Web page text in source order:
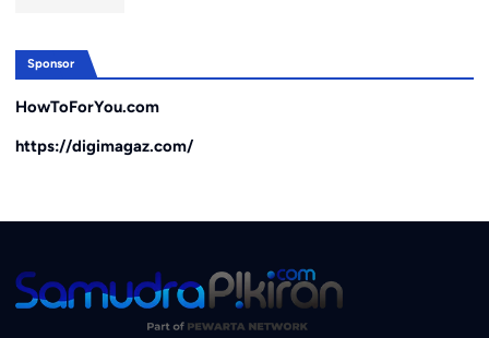
Sponsor
HowToForYou.com
https://digimagaz.com/